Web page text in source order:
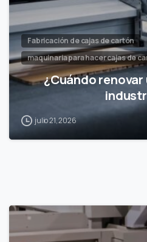
Fabricación de cajas de cartón
maquinaria para hacer cajas de
¿Cuándo
julio 21, 2026